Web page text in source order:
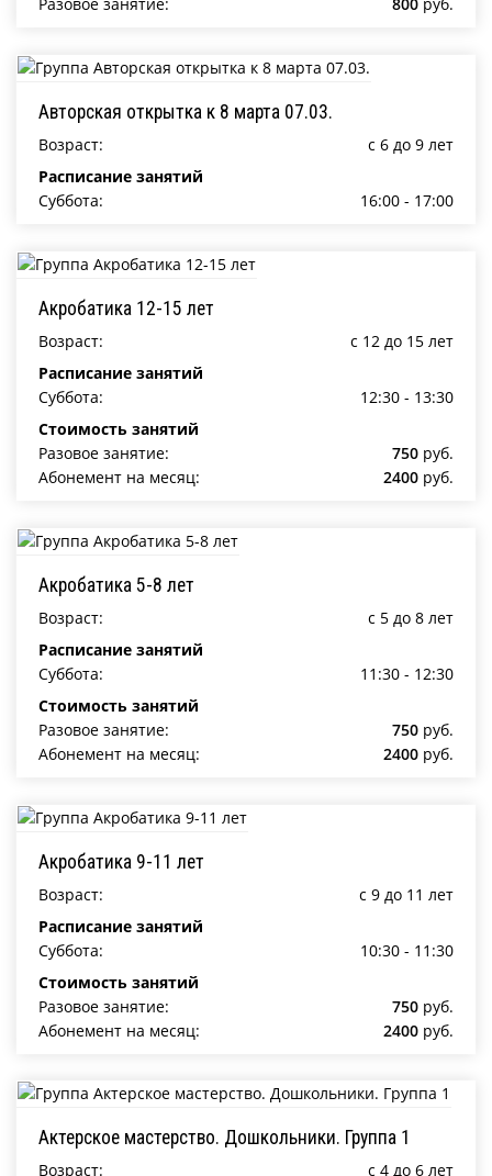
Авторская открытка к 8 марта 07.03.
Возраст:
c 6 до 9 лет
Расписание занятий
Суббота:
16:00 - 17:00
Акробатика 12-15 лет
Возраст:
c 12 до 15 лет
Расписание занятий
Суббота:
12:30 - 13:30
Стоимость занятий
Разовое занятие:
750 руб.
Абонемент на месяц:
2400 руб.
Акробатика 5-8 лет
Возраст:
c 5 до 8 лет
Расписание занятий
Суббота:
11:30 - 12:30
Стоимость занятий
Разовое занятие:
750 руб.
Абонемент на месяц:
2400 руб.
Акробатика 9-11 лет
Возраст:
c 9 до 11 лет
Расписание занятий
Суббота:
10:30 - 11:30
Стоимость занятий
Разовое занятие:
750 руб.
Абонемент на месяц:
2400 руб.
Актерское мастерство. Дошкольники. Группа 1
Возраст: c 4 до 6 лет